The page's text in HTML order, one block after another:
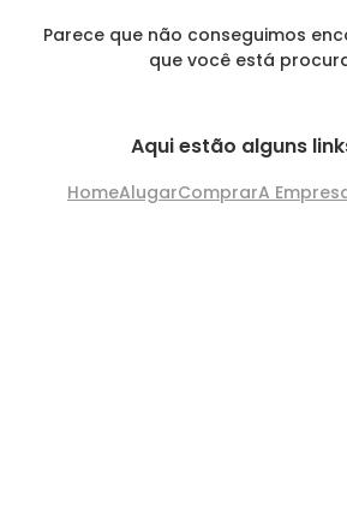
Parece que não conseguimos
que você está
Aqui estão alguns
HomeAlugarComprarA